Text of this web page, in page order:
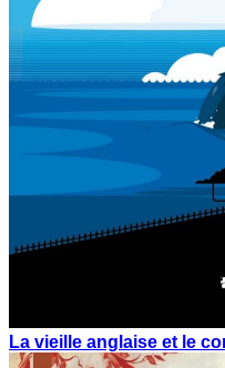
La vieille anglaise et le